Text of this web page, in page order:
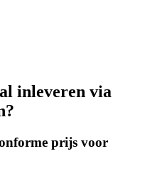
inleveren via
prijs voor